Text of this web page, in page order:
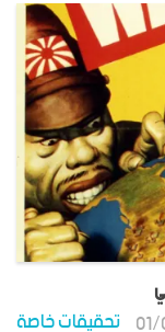
تحقيقات خاصة